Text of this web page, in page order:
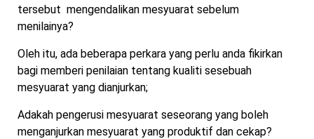
tersebut mengendalikan mesyuarat sebelum
menilainya?
Oleh itu, ada beberapa perkara yang perlu anda fikirkan
bagi memberi penilaian tentang kualiti sesebuah
mesyuarat yang dianjurkan;
Adakah pengerusi mesyuarat seseorang yang boleh
menganjurkan mesyuarat yang produktif dan cekap?